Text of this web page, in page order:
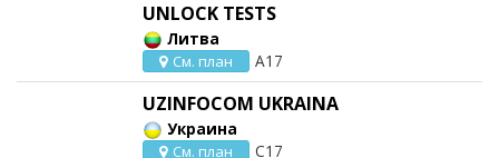
UNLOCK TESTS
Литва
См. план A17
UZINFOCOM UKRAINA
Украина
См. план C17